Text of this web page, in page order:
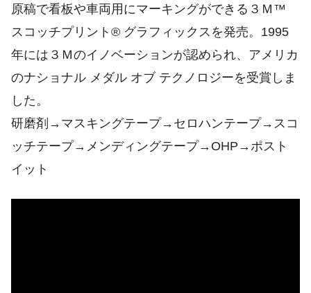
原稿で看板や車両用にマーキングができる３Ｍ™
スコッチプリント® グラフィックスを発売。1995
年には３Ｍのイノベーションが認められ、アメリカ
のナショナル メダル オブ テクノロジーを受賞しま
した。
研磨剤→マスキングテープ→セロハンテープ→スコ
ッチテープ→メンディングテープ→OHP→ポスト
イット